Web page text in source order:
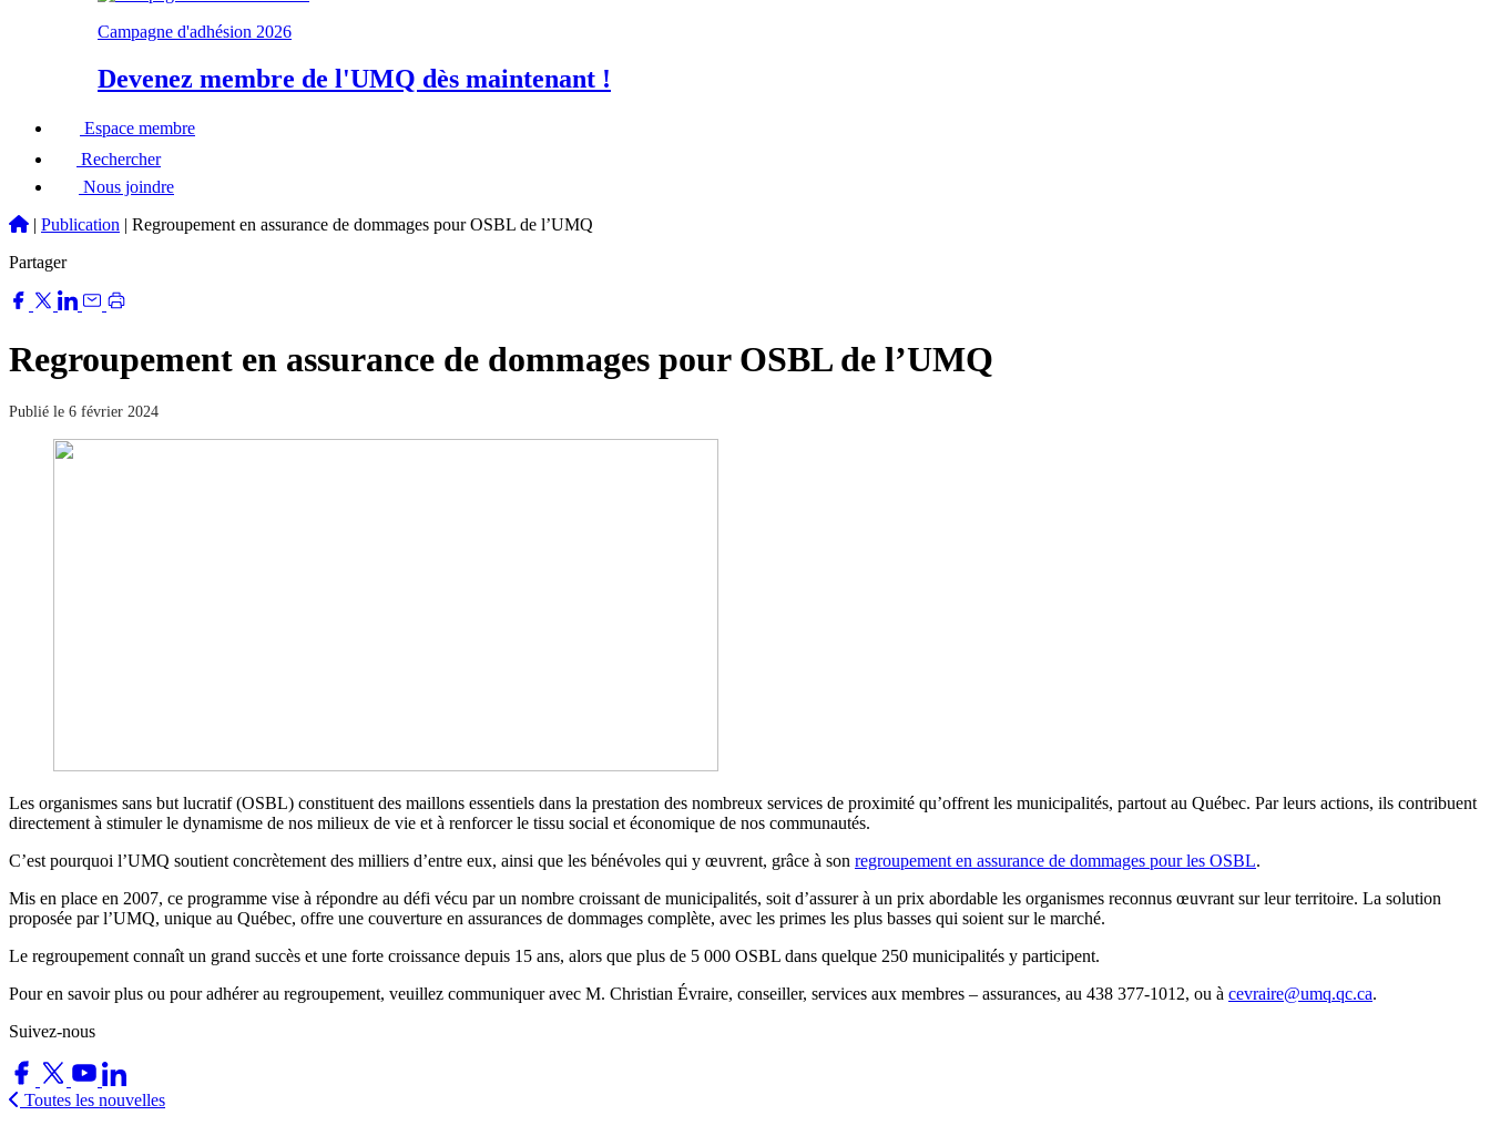
Campagne d'adhésion 2026
Devenez membre de l'UMQ dès maintenant !
Espace membre
Rechercher
Nous joindre
| Publication | Regroupement en assurance de dommages pour OSBL de l’UMQ
Partager
Regroupement en assurance de dommages pour OSBL de l’UMQ
Publié le 6 février 2024
Les organismes sans but lucratif (OSBL) constituent des maillons essentiels dans la prestation des nombreux services de proximité qu’offrent les municipalités, partout au Québec. Par leurs actions, ils contribuent
directement à stimuler le dynamisme de nos milieux de vie et à renforcer le tissu social et économique de nos communautés.
C’est pourquoi l’UMQ soutient concrètement des milliers d’entre eux, ainsi que les bénévoles qui y œuvrent, grâce à son regroupement en assurance de dommages pour les OSBL.
Mis en place en 2007, ce programme vise à répondre au défi vécu par un nombre croissant de municipalités, soit d’assurer à un prix abordable les organismes reconnus œuvrant sur leur territoire. La solution
proposée par l’UMQ, unique au Québec, offre une couverture en assurances de dommages complète, avec les primes les plus basses qui soient sur le marché.
Le regroupement connaît un grand succès et une forte croissance depuis 15 ans, alors que plus de 5 000 OSBL dans quelque 250 municipalités y participent.
Pour en savoir plus ou pour adhérer au regroupement, veuillez communiquer avec M. Christian Évraire, conseiller, services aux membres – assurances, au 438 377-1012, ou à cevraire@umq.qc.ca.
Suivez-nous
Toutes les nouvelles